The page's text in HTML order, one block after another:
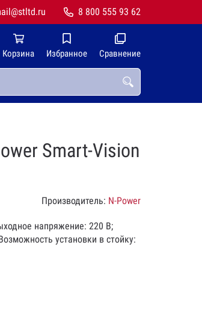
8 800 555 93 62
Корзина Избранное Сравнение
Smart-Vision
Производитель: N-Power
напряжение: 220 В;
установки в стойку: